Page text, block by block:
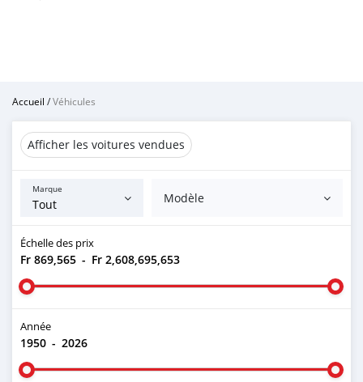
Accueil /Véhicules
Afficher les voitures vendues
Marque
Modèle
Échelle des prix
Fr 869,565 - Fr 2,608,695,653
Année
1950 - 2026